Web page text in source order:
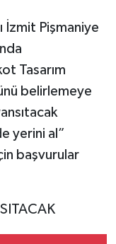
İzmit Pişmaniye
Tasarım
belirlemeye
yerini al”
başvurular